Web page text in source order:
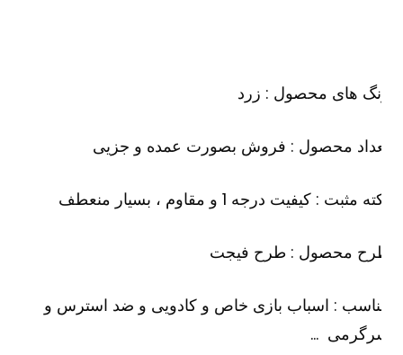
های محصول : زرد
محصول : فروش بصورت عمده و جزیی
مثبت : کیفیت درجه 1 و مقاوم ، بسیار منعطف
محصول : طرح فیجت
: اسباب بازی خاص و کادویی و ضد استرس و
…